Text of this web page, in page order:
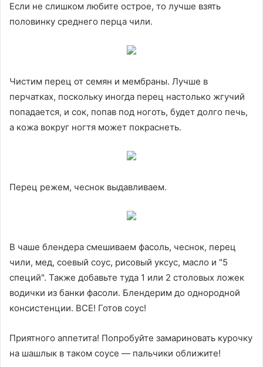
Если не слишком любите острое, то лучше взять
половинку среднего перца чили.
Чистим перец от семян и мембраны. Лучше в
перчатках, поскольку иногда перец настолько жгучий
попадается, и сок, попав под ноготь, будет долго печь,
а кожа вокруг ногтя может покраснеть.
Перец режем, чеснок выдавливаем.
В чаше блендера смешиваем фасоль, чеснок, перец
чили, мед, соевый соус, рисовый уксус, масло и "5
специй". Также добавьте туда 1 или 2 столовых ложек
водички из банки фасоли. Блендерим до однородной
консистенции. ВСЕ! Готов соус!
Приятного аппетита! Попробуйте замариновать курочку
на шашлык в таком соусе — пальчики оближите!